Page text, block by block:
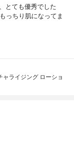
とても優秀でした
ャライジング ローショ